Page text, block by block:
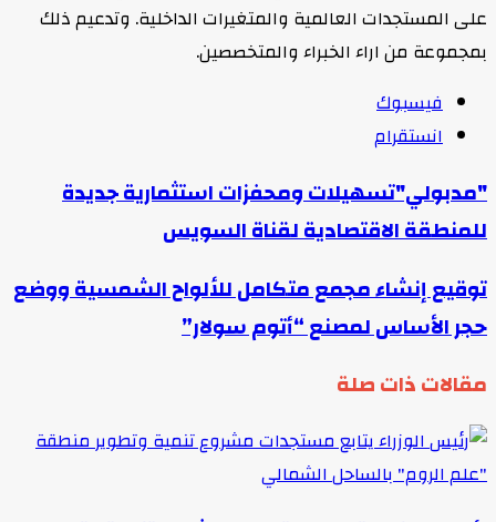
على المستجدات العالمية والمتغيرات الداخلية. وتدعيم ذلك
بمجموعة من اراء الخبراء والمتخصصين.
فيسبوك
انستقرام
"مدبولي"تسهيلات ومحفزات استثمارية جديدة
للمنطقة الاقتصادية لقناة السويس
توقيع إنشاء مجمع متكامل للألواح الشمسية ووضع
حجر الأساس لمصنع “أتوم سولار”
مقالات ذات صلة